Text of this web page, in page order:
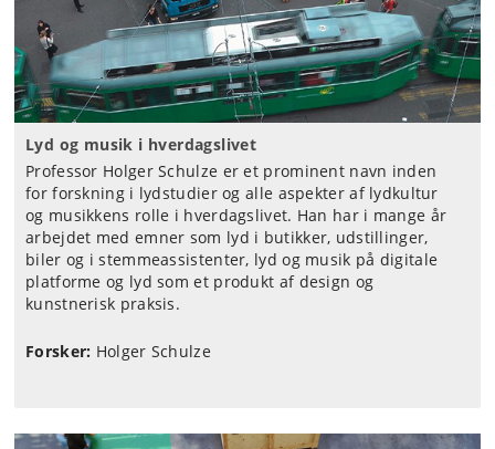
Lyd og musik i hverdagslivet
Professor Holger Schulze er et prominent navn inden
for forskning i lydstudier og alle aspekter af lydkultur
og musikkens rolle i hverdagslivet. Han har i mange år
arbejdet med emner som lyd i butikker, udstillinger,
biler og i stemmeassistenter, lyd og musik på digitale
platforme og lyd som et produkt af design og
kunstnerisk praksis.
Forsker: Holger Schulze